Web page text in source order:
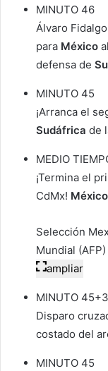
MINUTO 46
Álvaro
para México
defensa de
MINUTO 45
¡Arranca el
Sudáfrica de
MEDIO
¡Termina el
CdMx!
Selección
Mundial (AFP)
ampliar
MINUTO 45+3
Disparo
costado del
MINUTO 45